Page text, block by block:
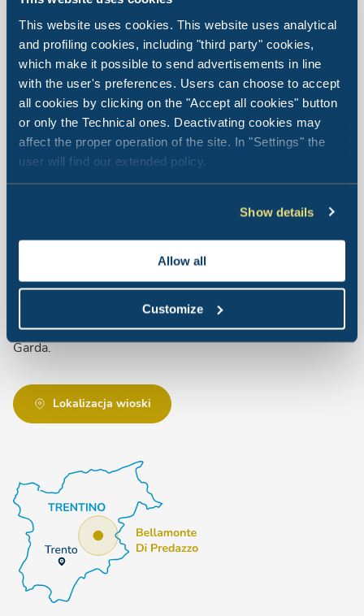
This website uses cookies. This website uses analytical
and profiling cookies, including "third party" cookies,
which make it possible to send advertisements in line
with the user's preferences. Users can choose to accept
all cookies by clicking on the "Accept all cookies" button
or only the Technical ones. Deactivating cookies may
affect the proper operation of the site. In "Settings" the
user will find our extended policy.
Show details
Allow all
Customize
Mapa wioski
Wyświetl
Val di FiemmeEasy
Camping Village
Wioska znajduje się w Trydencie-Górnej Adydze, 55 km
od Bolzano, 62 km od Pergine Valsugana, 75 km od
Levico Terme, 80 km od Trydentu i 129 km od Riva del
Garda.
Lokalizacja wioski